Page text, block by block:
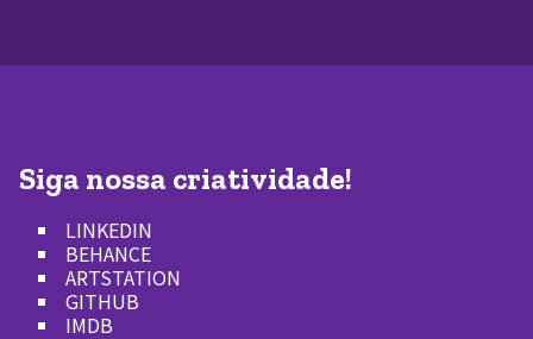
Siga nossa criatividade!
LINKEDIN
BEHANCE
ARTSTATION
GITHUB
IMDB